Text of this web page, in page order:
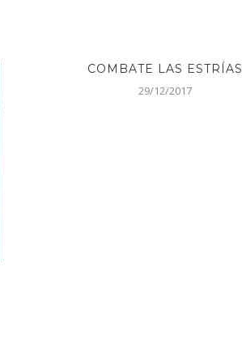
COMBATE LAS ESTRÍAS
29/12/2017